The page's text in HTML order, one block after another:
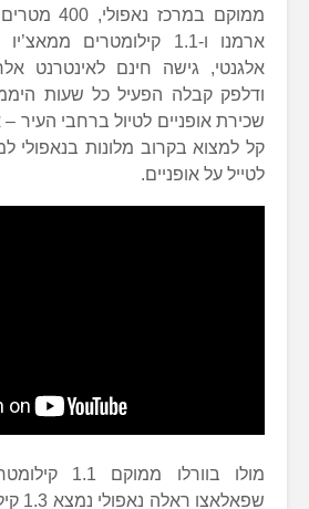
ממוקם במרכז
ארמנו ו-1.1 קילומטרים
אלגנטי, גישה חינם לאינטרנט
ודלפק קבלה הפעיל כל שעות
שכירת אופניים לטיול ברחבי
קל למצוא בקרוב מלונות בנאפולי
לטייל על אופניים.
מולו בוורלו